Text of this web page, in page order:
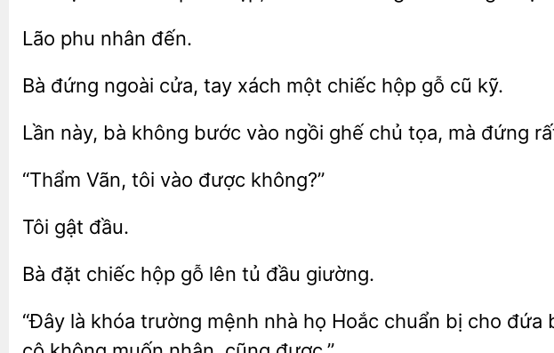
nhân
Bà đứng ngoài tay xách chiếc hộp gỗ cũ
Lần này, bà không vào chủ tọa, mà đứng
Vãn, được không?”
Bà chiếc gỗ lên đầu giường.
“Đây là mệnh nhà họ Hoắc chuẩn bị cho đứa